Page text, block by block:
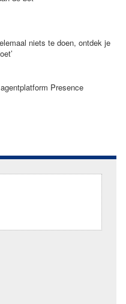
niets te doen, ontdek je
Presence